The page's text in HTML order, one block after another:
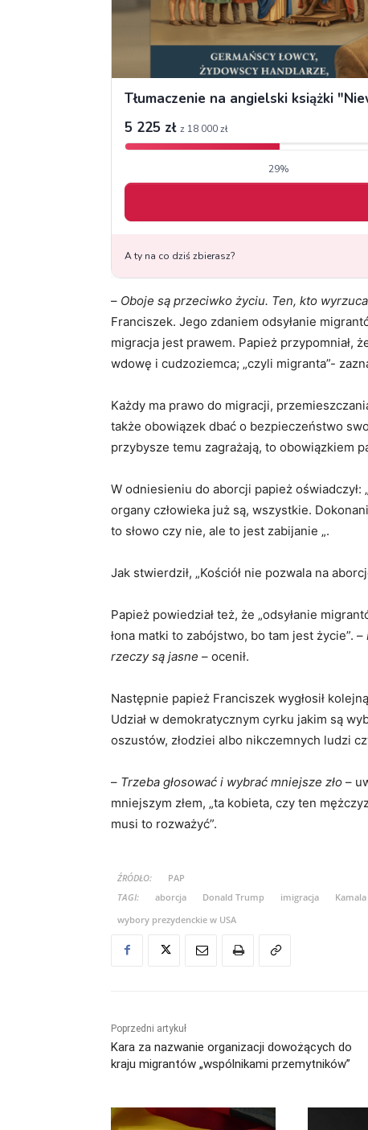
– Oboje są przeciwko życiu. Ten, kto
Franciszek. Jego zdaniem odsyłanie
migracja jest prawem. Papież przypomniał,
wdowę i cudzoziemca; „czyli migranta”-
Każdy ma prawo do migracji,
także obowiązek dbać o bezpieczeństwo
przybysze temu zagrażają, to obowiązkiem
W odniesieniu do aborcji papież oświadczył:
organy człowieka już są, wszystkie.
to słowo czy nie, ale to jest zabijanie „.
Jak stwierdził, „Kościół nie pozwala na
Papież powiedział też, że „odsyłanie
łona matki to zabójstwo, bo tam jest życie”. –
rzeczy są jasne – ocenił.
Następnie papież Franciszek wygłosił
Udział w demokratycznym cyrku jakim są
oszustów, złodziei albo nikczemnych ludzi
– Trzeba głosować i wybrać mniejsze zło –
mniejszym złem, „ta kobieta, czy ten
musi to rozważyć”.
ŹRÓDŁO:
PAP
TAGI:
aborcja Donald Trump imigracja
wybory prezydenckie w USA
Poprzedni artykuł
Kara za nazwanie organizacji dowożących do
kraju migrantów „wspólnikami przemytników”